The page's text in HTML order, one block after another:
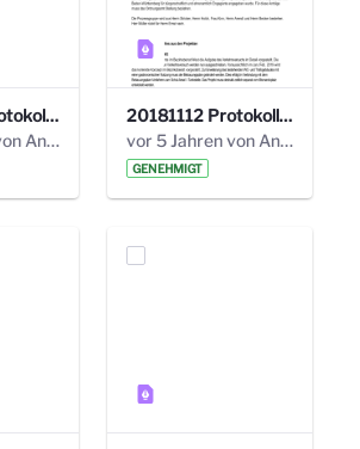
20190121 Protokoll 25. Steuerungskreis.pdf
vor 5 Jahren von Anni Schlumberger
20181112 Protokoll 24. Steuerungskreis.pdf
vor 5 Jahren von Anni Schlumberger
GENEHMIGT